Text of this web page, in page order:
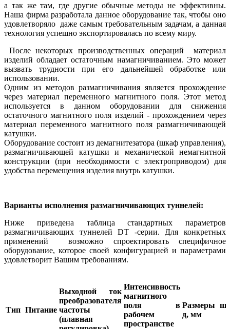
а так же там, где другие обычные методы не эффективны.
Наша фирма разработала данное оборудование так, чтобы оно
удовлетворяло даже самым требовательным задачам, а данная
технология успешно экспортировалась по всему миру.
После некоторых производственных операций материал
изделий обладает остаточным намагничиванием. Это может
вызвать трудности при его дальнейшей обработке или
использовании.
Одним из методов размагничивания является прохождение
через материал переменного магнитного поля. Этот метод
используется в данном оборудовании для снижения
остаточного магнитного поля изделий - прохождением через
материал переменного магнитного поля размагничивающей
катушки.
Оборудование состоит из демагнитезатора (шкаф управления),
размагничивающей катушки и механической немагнитной
конструкции (при необходимости с электроприводом) для
удобства перемещения изделия внутрь катушки.
Варианты исполнения размагничивающих туннелей:
Ниже приведена таблица стандартных параметров
размагничивающих туннелей DT -серии. Для конкретных
применений возможно спроектировать специфичное
оборудование, которое своей конфигурацией и параметрами
удовлетворит Вашим требованиям.
Тип Питание
Выходной ток
преобразователя
частоты
(плавная
Интенсивность
магнитного
поля в
рабочем
пространстве
Размеры ш/
д, мм